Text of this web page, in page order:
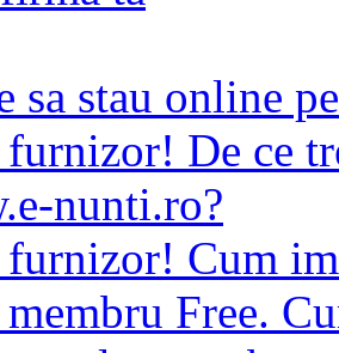
sa stau online
De ce
nunti.ro?
furnizor! Cum
Free.